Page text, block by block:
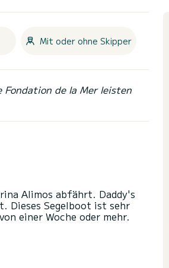
Mit oder ohne Skipper
Fondation de la Mer leisten
Alimos abfährt. Daddy's
Dieses Segelboot ist sehr
einer Woche oder mehr.
unterbringen und die 4